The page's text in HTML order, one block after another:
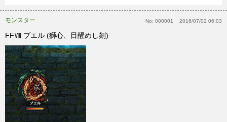
モンスター No: 000001 2016/07/02 06:03
FFⅧ ブエル (獅心、目醒めし刻)